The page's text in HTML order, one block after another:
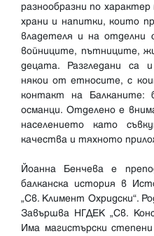
разнообразни по
храни и напитки, които
владетеля и на отделни
войниците, пътниците,
децата. Разгледани са
някои от етносите, с
контакт на Балканите:
османци. Отделено е
населението като
качества и тяхното
Йоанна Бенчева е
балканска история в
„Св. Климент Охридски“.
Завършва НГДЕК „Св.
Има магистърски